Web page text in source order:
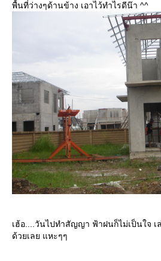
พื้นที่ว่างๆด้านข้าง เอาไว้ทำไรดีน๊า ^^
เฮ้อ....วันไปทำสัญญา ฟ้าฝนก็ไม่เป็นใจ เ
ด้วยเลย แหะๆๆ